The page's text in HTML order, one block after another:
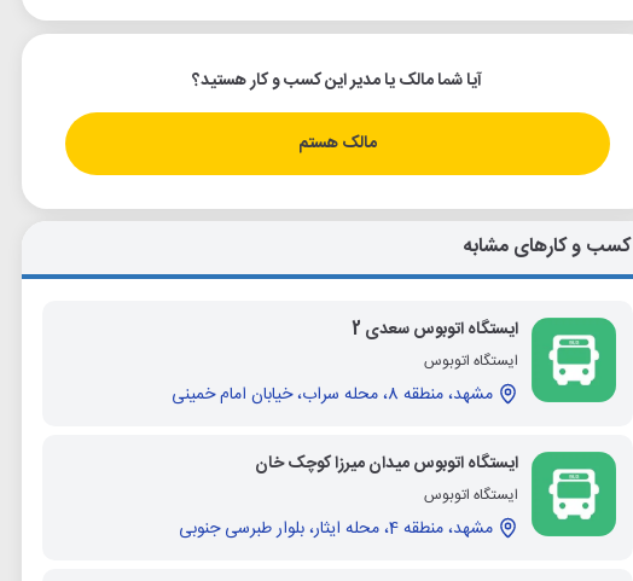
آیا شما مالک یا مدیر این کسب و کار هستید؟
مالک هستم
کسب و کارهای مشابه
ایستگاه اتوبوس سعدی 2
ایستگاه اتوبوس
مشهد، منطقه 8، محله سراب، خیابان امام خمینی
ایستگاه اتوبوس میدان میرزا کوچک خان
ایستگاه اتوبوس
مشهد، منطقه 4، محله ایثار، بلوار طبرسی جنوبی